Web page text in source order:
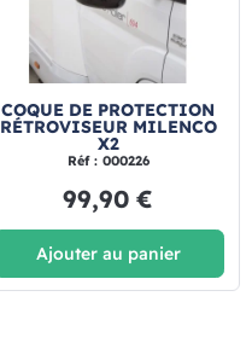
COQUE DE PROTECTION
RÉTROVISEUR MILENCO
X2
Réf : 000226
99,90 €
Ajouter au panier